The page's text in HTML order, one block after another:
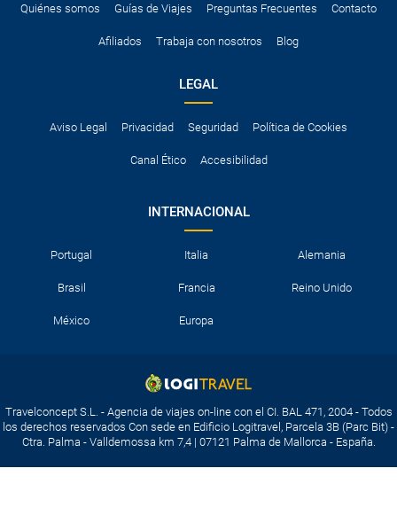
Quiénes somos Guías de Viajes Preguntas Frecuentes Contacto
Afiliados Trabaja con nosotros Blog
LEGAL
Aviso Legal Privacidad Seguridad Política de Cookies
Canal Ético Accesibilidad
INTERNACIONAL
Portugal Italia Alemania
Brasil Francia Reino Unido
México Europa
Travelconcept S.L. - Agencia de viajes on-line con el CI. BAL 471, 2004 - Todos
los derechos reservados Con sede en Edificio Logitravel, Parcela 3B (Parc Bit) -
Ctra. Palma - Valldemossa km 7,4 | 07121 Palma de Mallorca - España.